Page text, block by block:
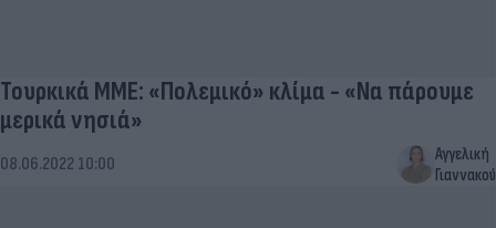
Τουρκικά ΜΜΕ: «Πολεμικό» κλίμα - «Να πάρουμε
μερικά νησιά»
08.06.2022 10:00
Αγγελική
Γιαννακού